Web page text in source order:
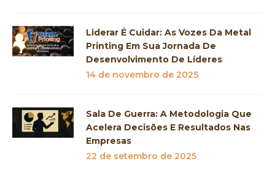
Liderar É Cuidar: As Vozes Da Metal
Printing Em Sua Jornada De
Desenvolvimento De Líderes
14 de novembro de 2025
Sala De Guerra: A Metodologia Que
Acelera Decisões E Resultados Nas
Empresas
22 de setembro de 2025